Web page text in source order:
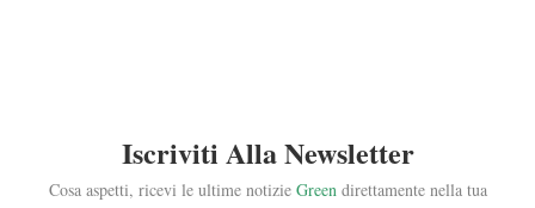
Iscriviti Alla Newsletter
Cosa aspetti, ricevi le ultime notizie Greendirettamente nella tua